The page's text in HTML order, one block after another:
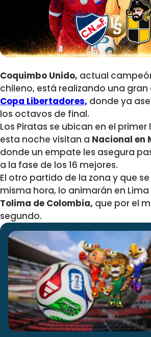
Coquimbo Unido, actual
chileno, está realizando una
Copa Libertadores, donde ya
los octavos de final.
Los Piratas se ubican en el
esta noche visitan a Nacional en
donde un empate les asegura
a la fase de los 16 mejores.
El otro partido de la zona y que
misma hora, lo animarán en Lima
Tolima de Colombia, que por el
segundo.